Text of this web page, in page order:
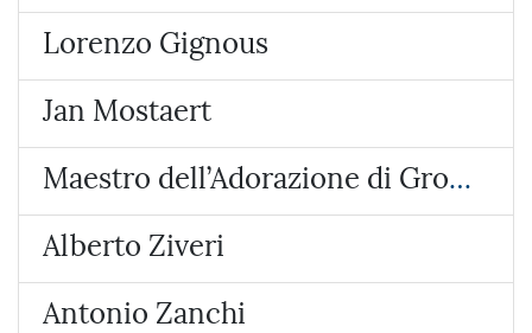
Lorenzo Gignous
Jan Mostaert
Maestro dell’Adorazione di Groote
Alberto Ziveri
Antonio Zanchi